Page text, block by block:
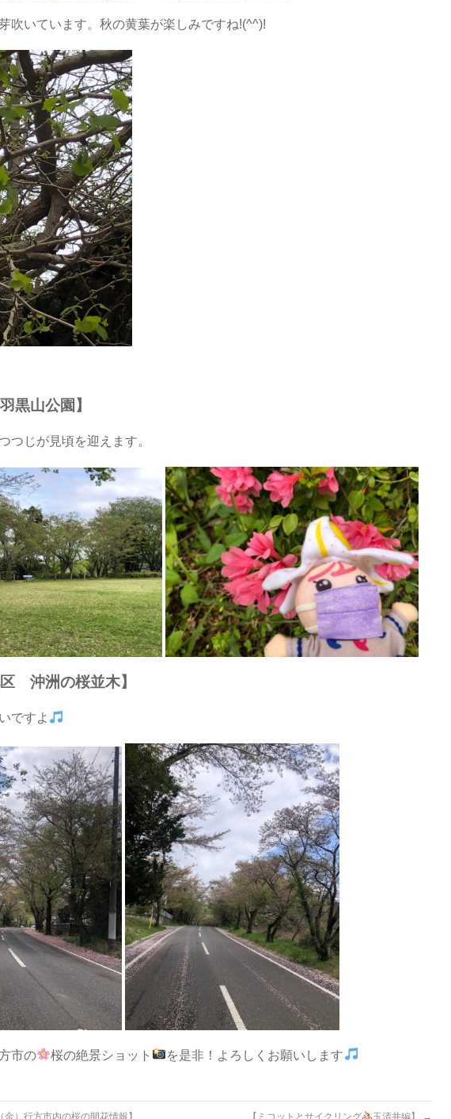
吹いています。秋の黄葉が楽しみですね!(^^)!
黒山公園】
つじが見頃を迎えます。
区 沖洲の桜並木】
ですよ
市の 桜の絶景ショット を是非！よろしくお願いします
金）行方市内の桜の開花情報】 【ミコットとサイクリング 玉清井編】 →